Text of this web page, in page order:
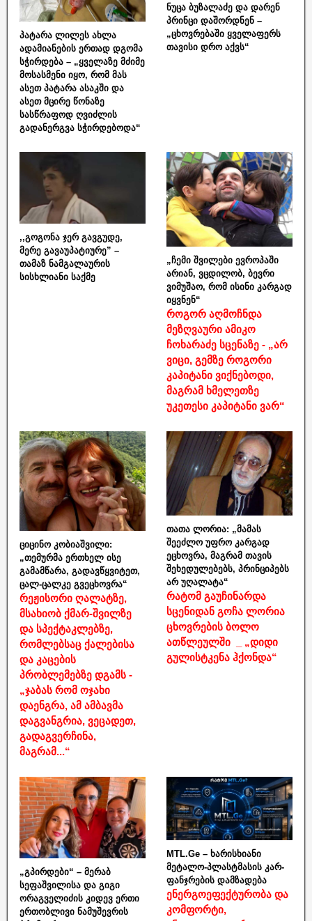
პატარა ლილეს ახლა
ადამიანების ერთად დგომა
სჭირდება – „ყველაზე მძიმე
მოსასმენი იყო, რომ მას
ასეთ პატარა ასაკში და
ასეთ მცირე წონაზე
სასწრაფოდ ღვიძლის
გადანერგვა სჭირდებოდა“
ნუცა ბუზალაძე და დარენ
პრინცი დაშორდნენ –
„ცხოვრებაში ყველაფერს
თავისი დრო აქვს“
,,გოგონა ჯერ გავგუდე,
მერე გავაუპატიურე” –
თამაზ ნამგალაურის
სისხლიანი საქმე
„ჩემი შვილები ევროპაში
არიან, ვცდილობ, ბევრი
ვიმუშაო, რომ ისინი კარგად
იყვნენ“
როგორ აღმოჩნდა
მეზღვაური ამიკო
ჩოხარაძე სცენაზე - „არ
ვიცი, გემზე როგორი
კაპიტანი ვიქნებოდი,
მაგრამ ხმელეთზე
უკეთესი კაპიტანი ვარ“
ციცინო კობიაშვილი:
„თემურმა ერთხელ ისე
გამამწარა, გადავწყვიტეთ,
ცალ-ცალკე გვეცხოვრა“
რეჟისორი ღალატზე,
მსახიობ ქმარ-შვილზე
და სპექტაკლებზე,
რომლებსაც ქალებისა
და კაცების
პრობლემებზე დგამს -
„ჯაბას რომ ოჯახი
დაენგრა, ამ ამბავმა
დაგვანგრია, ვეცადეთ,
გადაგვერჩინა,
მაგრამ...“
თათა ლორია: „მამას
შეეძლო უფრო კარგად
ეცხოვრა, მაგრამ თავის
შეხედულებებს, პრინციპებს
არ უღალატა“
რატომ გაუჩინარდა
სცენიდან გოჩა ლორია
ცხოვრების ბოლო
ათწლეულში _ „დიდი
გულისტკენა ჰქონდა“
„გპირდები“ – მერაბ
სეფაშვილისა და გიგი
ორაგველიძის კიდევ ერთი
ერთობლივი ნამუშევრის
MTL.Ge – ხარისხიანი
მეტალო-პლასტმასის კარ-
ფანჯრების დამზადება
ენერგოეფექტურობა და
კომფორტი,